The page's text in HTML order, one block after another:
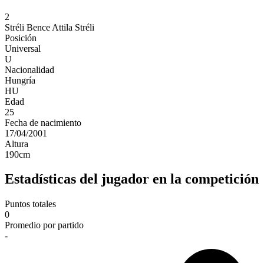
2
Stréli Bence Attila Stréli
Posición
Universal
U
Nacionalidad
Hungría
HU
Edad
25
Fecha de nacimiento
17/04/2001
Altura
190cm
Estadísticas del jugador en la competición
Puntos totales
0
Promedio por partido
-